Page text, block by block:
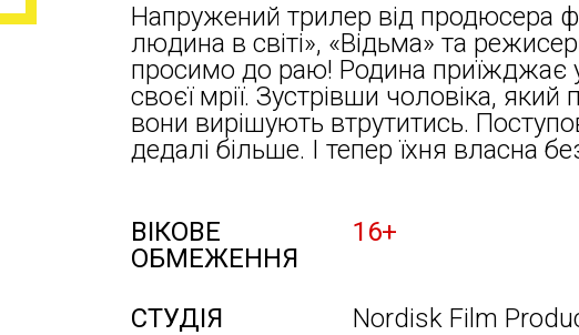
Напружений трилер від продюсера
людина в світі», «Відьма» та
просимо до раю! Родина приїжджає у
своєї мрії. Зустрівши чоловіка,
вони вирішують втрутитись.
дедалі більше. І тепер їхня власна
ВІКОВЕ
ОБМЕЖЕННЯ
16+
СТУДІЯ
Nordisk Film